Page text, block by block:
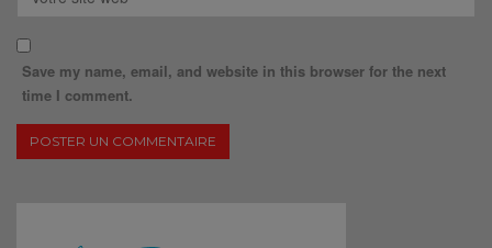
Save my name, email, and website in this browser for the next
time I comment.